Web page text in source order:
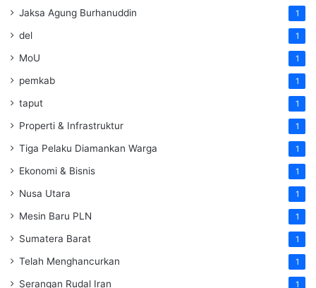
Jaksa Agung Burhanuddin 1
del 1
MoU 1
pemkab 1
taput 1
Properti & Infrastruktur 1
Tiga Pelaku Diamankan Warga 1
Ekonomi & Bisnis 1
Nusa Utara 1
Mesin Baru PLN 1
Sumatera Barat 1
Telah Menghancurkan 1
Serangan Rudal Iran 1